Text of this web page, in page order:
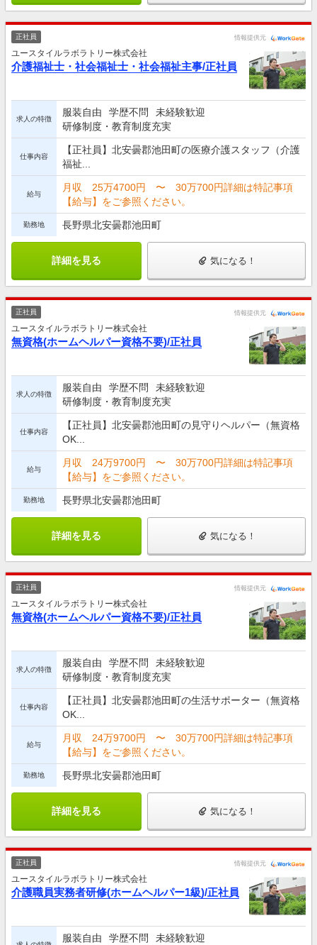
正社員 情報提供元
ユースタイルラボラトリー株式会社
介護福祉士・社会福祉士・社会福祉主事/正社員
求人の特徴
服装自由 学歴不問
未経験歓迎
研修制度・教育制度充実
仕事内容
【正社員】北安曇郡池田町の医療介護スタッフ（介護
福祉...
給与
月収 25万4700円 〜 30万700円詳細は特記事項
【給与】をご参照ください。
勤務地 長野県北安曇郡池田町
詳細を見る 気になる！
正社員 情報提供元
ユースタイルラボラトリー株式会社
無資格(ホームヘルパー資格不要)/正社員
求人の特徴
服装自由 学歴不問
未経験歓迎
研修制度・教育制度充実
仕事内容
【正社員】北安曇郡池田町の見守りヘルパー（無資格
OK...
給与
月収 24万9700円 〜 30万700円詳細は特記事項
【給与】をご参照ください。
勤務地 長野県北安曇郡池田町
詳細を見る 気になる！
正社員 情報提供元
ユースタイルラボラトリー株式会社
無資格(ホームヘルパー資格不要)/正社員
求人の特徴
服装自由 学歴不問
未経験歓迎
研修制度・教育制度充実
仕事内容
【正社員】北安曇郡池田町の生活サポーター（無資格
OK...
給与
月収 24万9700円 〜 30万700円詳細は特記事項
【給与】をご参照ください。
勤務地 長野県北安曇郡池田町
詳細を見る 気になる！
正社員 情報提供元
ユースタイルラボラトリー株式会社
介護職員実務者研修(ホームヘルパー1級)/正社員
服装自由 学歴不問
未経験歓迎